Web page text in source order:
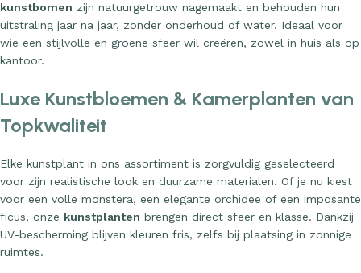
kunstbomen zijn natuurgetrouw nagemaakt en behouden hun
uitstraling jaar na jaar, zonder onderhoud of water. Ideaal voor
wie een stijlvolle en groene sfeer wil creëren, zowel in huis als op
kantoor.
Luxe Kunstbloemen & Kamerplanten van
Topkwaliteit
Elke kunstplant in ons assortiment is zorgvuldig geselecteerd
voor zijn realistische look en duurzame materialen. Of je nu kiest
voor een volle monstera, een elegante orchidee of een imposante
ficus, onze kunstplanten brengen direct sfeer en klasse. Dankzij
UV-bescherming blijven kleuren fris, zelfs bij plaatsing in zonnige
ruimtes.